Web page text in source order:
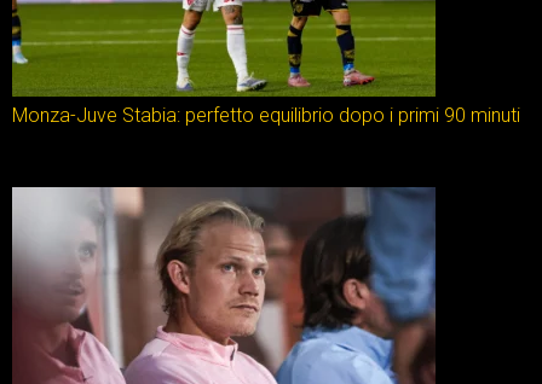
Monza-Juve Stabia: perfetto equilibrio dopo i primi 90 minuti